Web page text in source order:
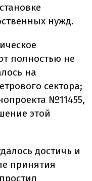
нужд.
полностью не
на
сектора;
№11455,
этой
достичь и
принятия